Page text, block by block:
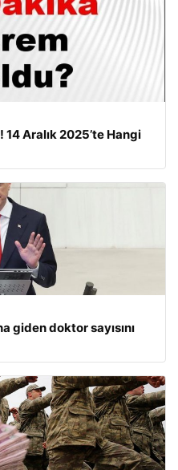
Aralık 2025’te Hangi
giden doktor sayısını